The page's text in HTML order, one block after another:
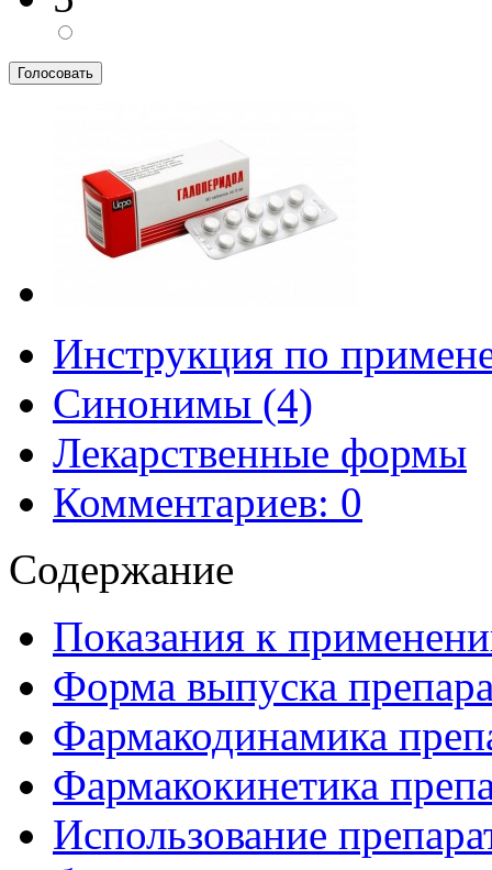
Инструкция по
Синонимы (4)
Лекарственные формы
Комментариев: 0
Содержание
Показания к
Форма выпуска
Фармакодинамика
Фармакокинетика
Использование